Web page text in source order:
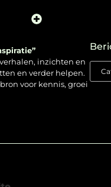
inzichten en
en verder helpen.
voor kennis, groei